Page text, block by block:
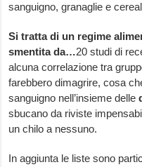
sanguigno, granaglie e
Si tratta di un regime
smentita da…20 studi di
alcuna correlazione tra
farebbero dimagrire, cosa
sanguigno nell’insieme delle
sbucano da riviste
un chilo a nessuno.
In aggiunta le liste sono